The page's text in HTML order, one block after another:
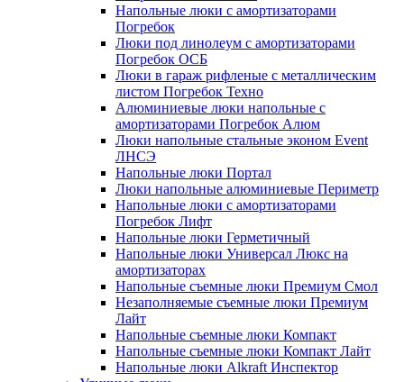
Напольные люки с амортизаторами
Погребок
Люки под линолеум с амортизаторами
Погребок ОСБ
Люки в гараж рифленые с металлическим
листом Погребок Техно
Алюминиевые люки напольные с
амортизаторами Погребок Алюм
Люки напольные стальные эконом Event
ЛНСЭ
Напольные люки Портал
Люки напольные алюминиевые Периметр
Напольные люки с амортизаторами
Погребок Лифт
Напольные люки Герметичный
Напольные люки Универсал Люкс на
амортизаторах
Напольные съемные люки Премиум Смол
Незаполняемые съемные люки Премиум
Лайт
Напольные съемные люки Компакт
Напольные съемные люки Компакт Лайт
Напольные люки Alkraft Инспектор